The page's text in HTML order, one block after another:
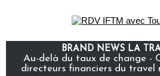
BRAND NEWS LA
Au-delà du taux de change -
directeurs financiers du